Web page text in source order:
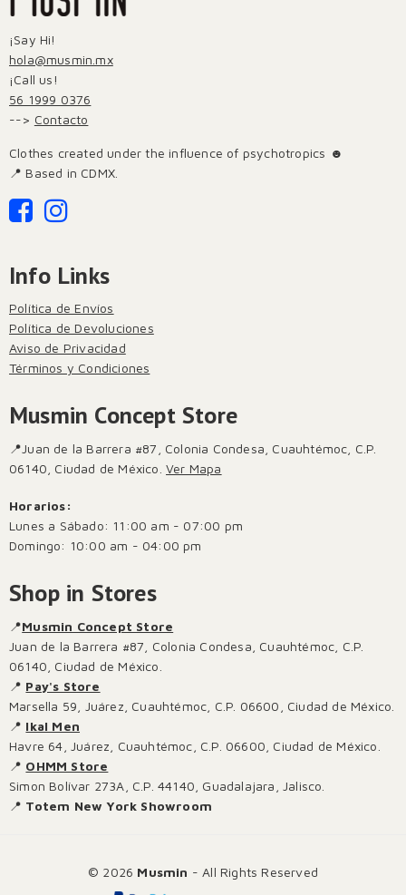
¡Say Hi!
hola@musmin.mx
¡Call us!
56 1999 0376
--> Contacto
Clothes created under the influence of psychotropics ☻
📍 Based in CDMX.
Info Links
Política de Envíos
Política de Devoluciones
Aviso de Privacidad
Términos y Condiciones
Musmin Concept Store
📍Juan de la Barrera #87, Colonia Condesa, Cuauhtémoc, C.P.
06140, Ciudad de México. Ver Mapa
Horarios:
Lunes a Sábado: 11:00 am - 07:00 pm
Domingo: 10:00 am - 04:00 pm
Shop in Stores
📍Musmin Concept Store
Juan de la Barrera #87, Colonia Condesa, Cuauhtémoc, C.P.
06140, Ciudad de México.
📍 Pay's Store
Marsella 59, Juárez, Cuauhtémoc, C.P. 06600, Ciudad de México.
📍 Ikal Men
Havre 64, Juárez, Cuauhtémoc, C.P. 06600, Ciudad de México.
📍 OHMM Store
Simon Bolívar 273A, C.P. 44140, Guadalajara, Jalisco.
📍 Totem New York Showroom
© 2026 Musmin - All Rights Reserved